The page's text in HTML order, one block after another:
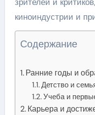
киноиндустрии и
Содержание
Ранние годы и
Детство и
Учеба и
Карьера и